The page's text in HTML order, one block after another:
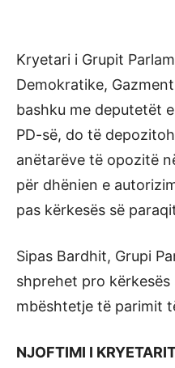
Kryetari i Grupit
Demokratike,
bashku me deputetët
PD-së, do të
anëtarëve të opozitë
për dhënien e
pas kërkesës së
Sipas Bardhit, Grupi
shprehet pro kërkesës
mbështetje të parimit
NJOFTIMI I